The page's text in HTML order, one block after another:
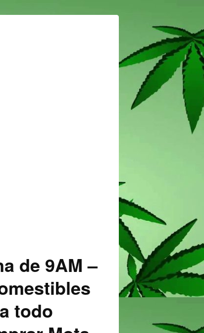
de 9AM –
todo